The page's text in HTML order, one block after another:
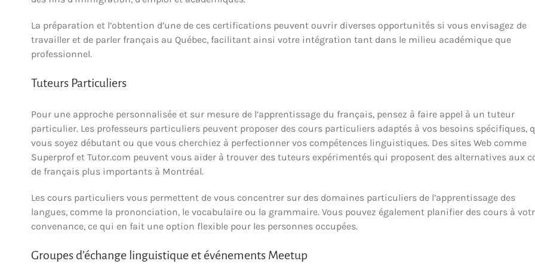
La préparation et l’obtention d’une de ces certifications peuvent ouvrir diverses opportunités si vous envisagez de
travailler et de parler français au Québec, facilitant ainsi votre intégration tant dans le milieu académique que
professionnel.
Tuteurs Particuliers
Pour une approche personnalisée et sur mesure de l’apprentissage du français, pensez à faire appel à un tuteur
particulier. Les professeurs particuliers peuvent proposer des cours particuliers adaptés à vos besoins spécifiques,
vous soyez débutant ou que vous cherchiez à perfectionner vos compétences linguistiques. Des sites Web comme
Superprof et Tutor.com peuvent vous aider à trouver des tuteurs expérimentés qui proposent des alternatives aux
de français plus importants à Montréal.
Les cours particuliers vous permettent de vous concentrer sur des domaines particuliers de l’apprentissage des
langues, comme la prononciation, le vocabulaire ou la grammaire. Vous pouvez également planifier des cours à
convenance, ce qui en fait une option flexible pour les personnes occupées.
Groupes d’échange linguistique et événements Meetup